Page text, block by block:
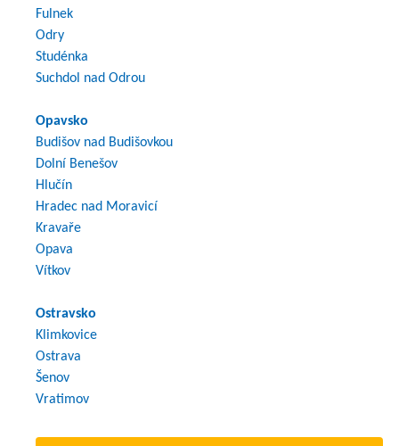
Fulnek
Odry
Studénka
Suchdol nad Odrou
Opavsko
Budišov nad Budišovkou
Dolní Benešov
Hlučín
Hradec nad Moravicí
Kravaře
Opava
Vítkov
Ostravsko
Klimkovice
Ostrava
Šenov
Vratimov